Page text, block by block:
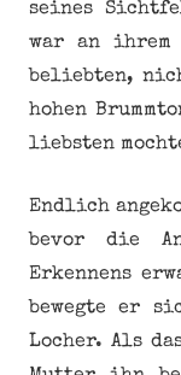
seines
war an
beliebten,
hohen
liebsten
Endlich
bevor die
Erkennens
bewegte er
Locher. Als